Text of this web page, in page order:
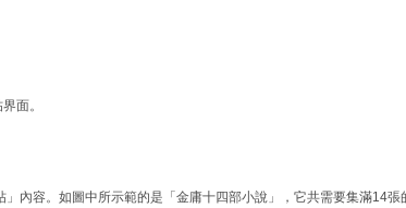
面。
內容。如圖中所示範的是「金庸十四部小說」，它共需要集滿14張